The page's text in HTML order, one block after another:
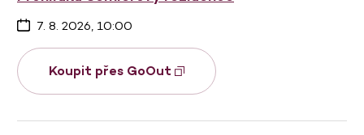
7. 8. 2026, 10:00
Koupit přes GoOut